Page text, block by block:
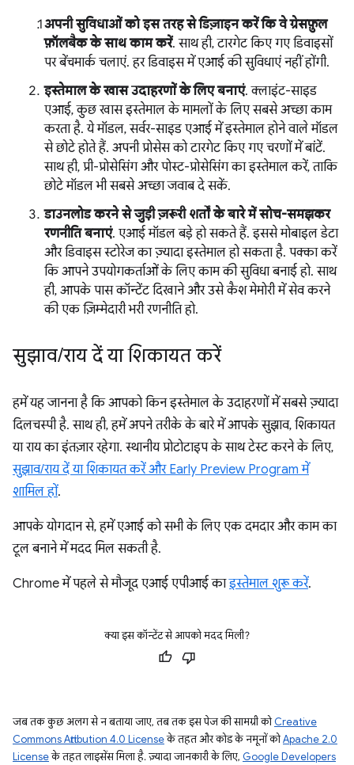
अपनी सुविधाओं को इस तरह से डिज़ाइन करें कि वे ग्रेसफ़ुल
फ़ॉलबैक के साथ काम करें. साथ ही, टारगेट किए गए डिवाइसों
पर बेंचमार्क चलाएं. हर डिवाइस में एआई की सुविधाएं नहीं होंगी.
इस्तेमाल के खास उदाहरणों के लिए बनाएं. क्लाइंट-साइड
एआई, कुछ खास इस्तेमाल के मामलों के लिए सबसे अच्छा काम
करता है. ये मॉडल, सर्वर-साइड एआई में इस्तेमाल होने वाले मॉडल
से छोटे होते हैं. अपनी प्रोसेस को टारगेट किए गए चरणों में बांटें.
साथ ही, प्री-प्रोसेसिंग और पोस्ट-प्रोसेसिंग का इस्तेमाल करें, ताकि
छोटे मॉडल भी सबसे अच्छा जवाब दे सकें.
डाउनलोड करने से जुड़ी ज़रूरी शर्तों के बारे में सोच-समझकर
रणनीति बनाएं. एआई मॉडल बड़े हो सकते हैं. इससे मोबाइल डेटा
और डिवाइस स्टोरेज का ज़्यादा इस्तेमाल हो सकता है. पक्का करें
कि आपने उपयोगकर्ताओं के लिए काम की सुविधा बनाई हो. साथ
ही, आपके पास कॉन्टेंट दिखाने और उसे कैश मेमोरी में सेव करने
की एक ज़िम्मेदारी भरी रणनीति हो.
सुझाव/राय दें या शिकायत करें
हमें यह जानना है कि आपको किन इस्तेमाल के उदाहरणों में सबसे ज़्यादा
दिलचस्पी है. साथ ही, हमें अपने तरीके के बारे में आपके सुझाव, शिकायत
या राय का इंतज़ार रहेगा. स्थानीय प्रोटोटाइप के साथ टेस्ट करने के लिए,
सुझाव/राय दें या शिकायत करें और Early Preview Program में
शामिल हों.
आपके योगदान से, हमें एआई को सभी के लिए एक दमदार और काम का
टूल बनाने में मदद मिल सकती है.
Chrome में पहले से मौजूद एआई एपीआई काइस्तेमाल शुरू करें.
क्या इस कॉन्टेंट से आपको मदद मिली?
जब तक कुछ अलग से न बताया जाए, तब तक इस पेज की सामग्री कोCreative
Commons Attribution 4.0 Licenseके तहत और कोड के नमूनों कोApache 2.0
Licenseके तहत लाइसेंस मिला है. ज़्यादा जानकारी के लिए, Google Developers